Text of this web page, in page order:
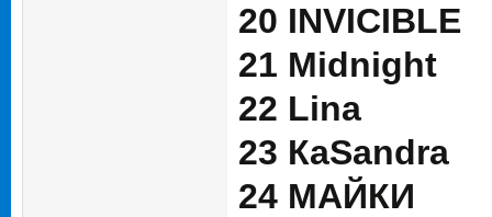
20 INVICIBLE
21 Midnight
22 Lina
23 КaSandra
24 МАЙКИ